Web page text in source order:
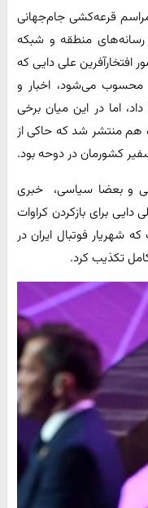
قرعه‌کشی جام‌جهانی
رسانه‌های منطقه و شبکه
علی دایی که
محسوب می‌شود، اخبار و
اما در این میان برخی
هم منتشر شد که حاکی از
کشورمان در دوحه بود.
و بعضا سیاسی، خبری
برای بازکردن کراوات
فوتبال ایران در
کامل تکذیب کرد.